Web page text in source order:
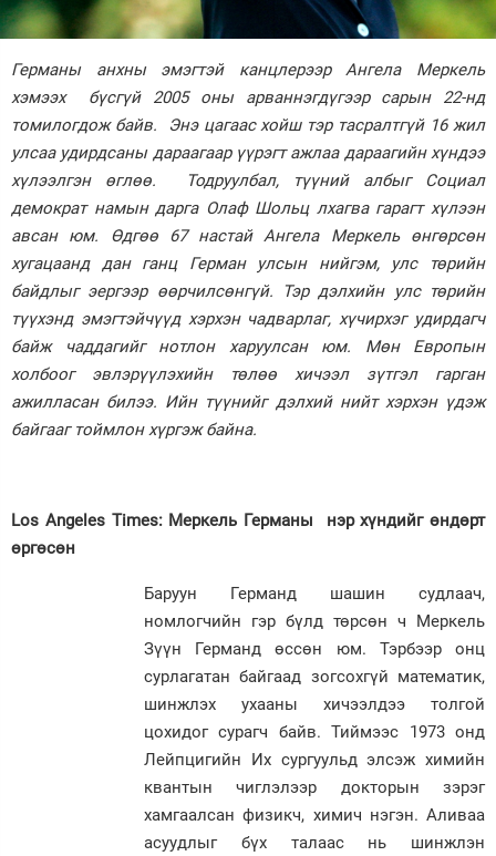
Зурхай
Германы анхны эмэгтэй канцлерээр Ангела Меркель
хэмээх бүсгүй 2005 оны арваннэгдүгээр сарын 22-нд
томилогдож байв. Энэ цагаас хойш тэр тасралтгүй 16 жил
улсаа удирдсаны дараагаар үүрэгт ажлаа дараагийн хүндээ
хүлээлгэн өглөө. Тодруулбал, түүний албыг Социал
демократ намын дарга Олаф Шольц лхагва гарагт хүлээн
авсан юм. Өдгөө 67 настай Ангела Меркель өнгөрсөн
хугацаанд дан ганц Герман улсын нийгэм, улс төрийн
байдлыг эергээр өөрчилсөнгүй. Тэр дэлхийн улс төрийн
түүхэнд эмэгтэйчүүд хэрхэн чадварлаг, хүчирхэг удирдагч
байж чаддагийг нотлон харуулсан юм. Мөн Европын
холбоог эвлэрүүлэхийн төлөө хичээл зүтгэл гарган
ажилласан билээ. Ийн түүнийг дэлхий нийт хэрхэн үдэж
байгааг тоймлон хүргэж байна.
Los Angeles Times: Меркель Германы нэр хүндийг өндөрт
өргөсөн
Баруун Германд шашин судлаач,
номлогчийн гэр бүлд төрсөн ч Меркель
Зүүн Германд өссөн юм. Тэрбээр онц
сурлагатан байгаад зогсохгүй математик,
шинжлэх ухааны хичээлдээ толгой
цохидог сурагч байв. Тиймээс 1973 онд
Лейпцигийн Их сургуульд элсэж химийн
квантын чиглэлээр докторын зэрэг
хамгаалсан физикч, химич нэгэн. Аливаа
асуудлыг бүх талаас нь шинжлэн